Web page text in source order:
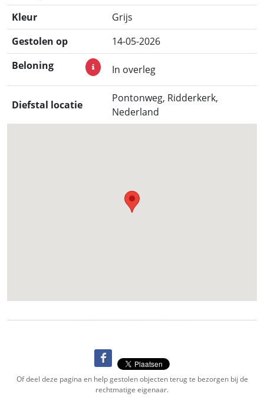
Kleur
Grijs
Gestolen op
14-05-2026
Beloning
In overleg
Diefstal locatie
Pontonweg, Ridderkerk,
Nederland
Of deel deze pagina en help gestolen objecten terug te bezorgen bij de
rechtmatige eigenaar.